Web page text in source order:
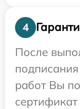
4
После
работ Вы